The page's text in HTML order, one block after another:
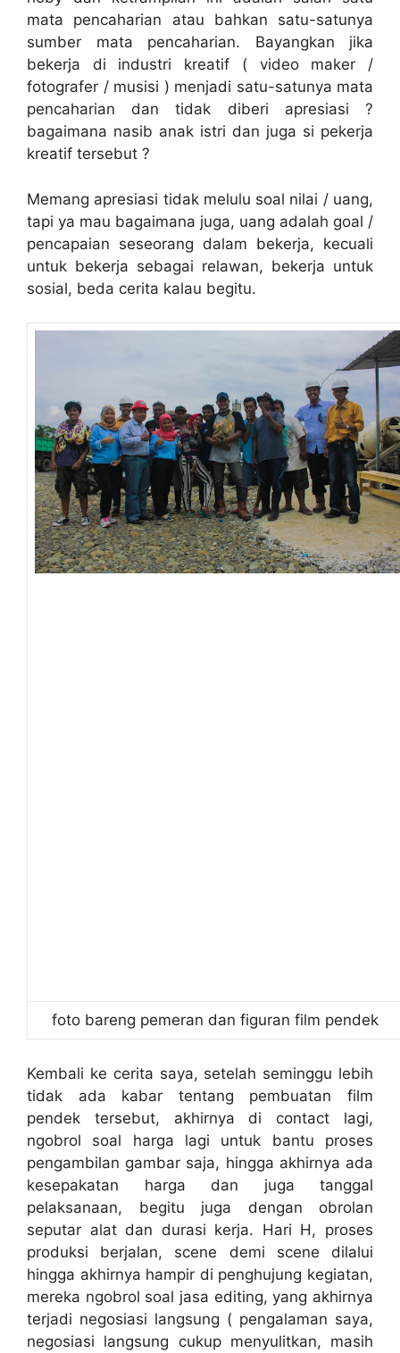
mata pencaharian atau bahkan satu-satunya
sumber mata pencaharian. Bayangkan jika
bekerja di industri kreatif ( video maker /
fotografer / musisi ) menjadi satu-satunya mata
pencaharian dan tidak diberi apresiasi ?
bagaimana nasib anak istri dan juga si pekerja
kreatif tersebut ?
Memang apresiasi tidak melulu soal nilai / uang,
tapi ya mau bagaimana juga, uang adalah goal /
pencapaian seseorang dalam bekerja, kecuali
untuk bekerja sebagai relawan, bekerja untuk
sosial, beda cerita kalau begitu.
foto bareng pemeran dan figuran film pendek
Kembali ke cerita saya, setelah seminggu lebih
tidak ada kabar tentang pembuatan film
pendek tersebut, akhirnya di contact lagi,
ngobrol soal harga lagi untuk bantu proses
pengambilan gambar saja, hingga akhirnya ada
kesepakatan harga dan juga tanggal
pelaksanaan, begitu juga dengan obrolan
seputar alat dan durasi kerja. Hari H, proses
produksi berjalan, scene demi scene dilalui
hingga akhirnya hampir di penghujung kegiatan,
mereka ngobrol soal jasa editing, yang akhirnya
terjadi negosiasi langsung ( pengalaman saya,
negosiasi langsung cukup menyulitkan, masih